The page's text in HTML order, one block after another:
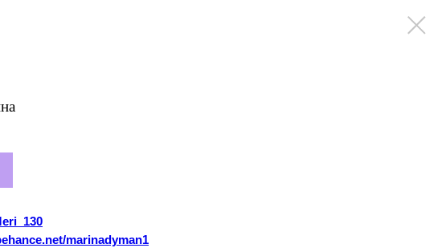
marinadyman1